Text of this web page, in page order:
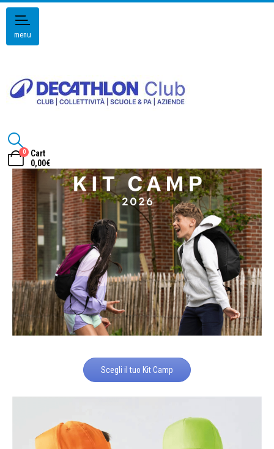
menu
0
Cart
0,00€
Scegli il tuo Kit Camp